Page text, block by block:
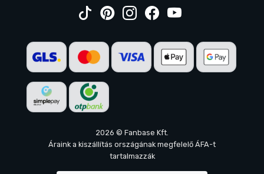
2026 © Fanbase Kft.
Áraink a kiszállítás országának megfelelő ÁFA-t
tartalmazzák